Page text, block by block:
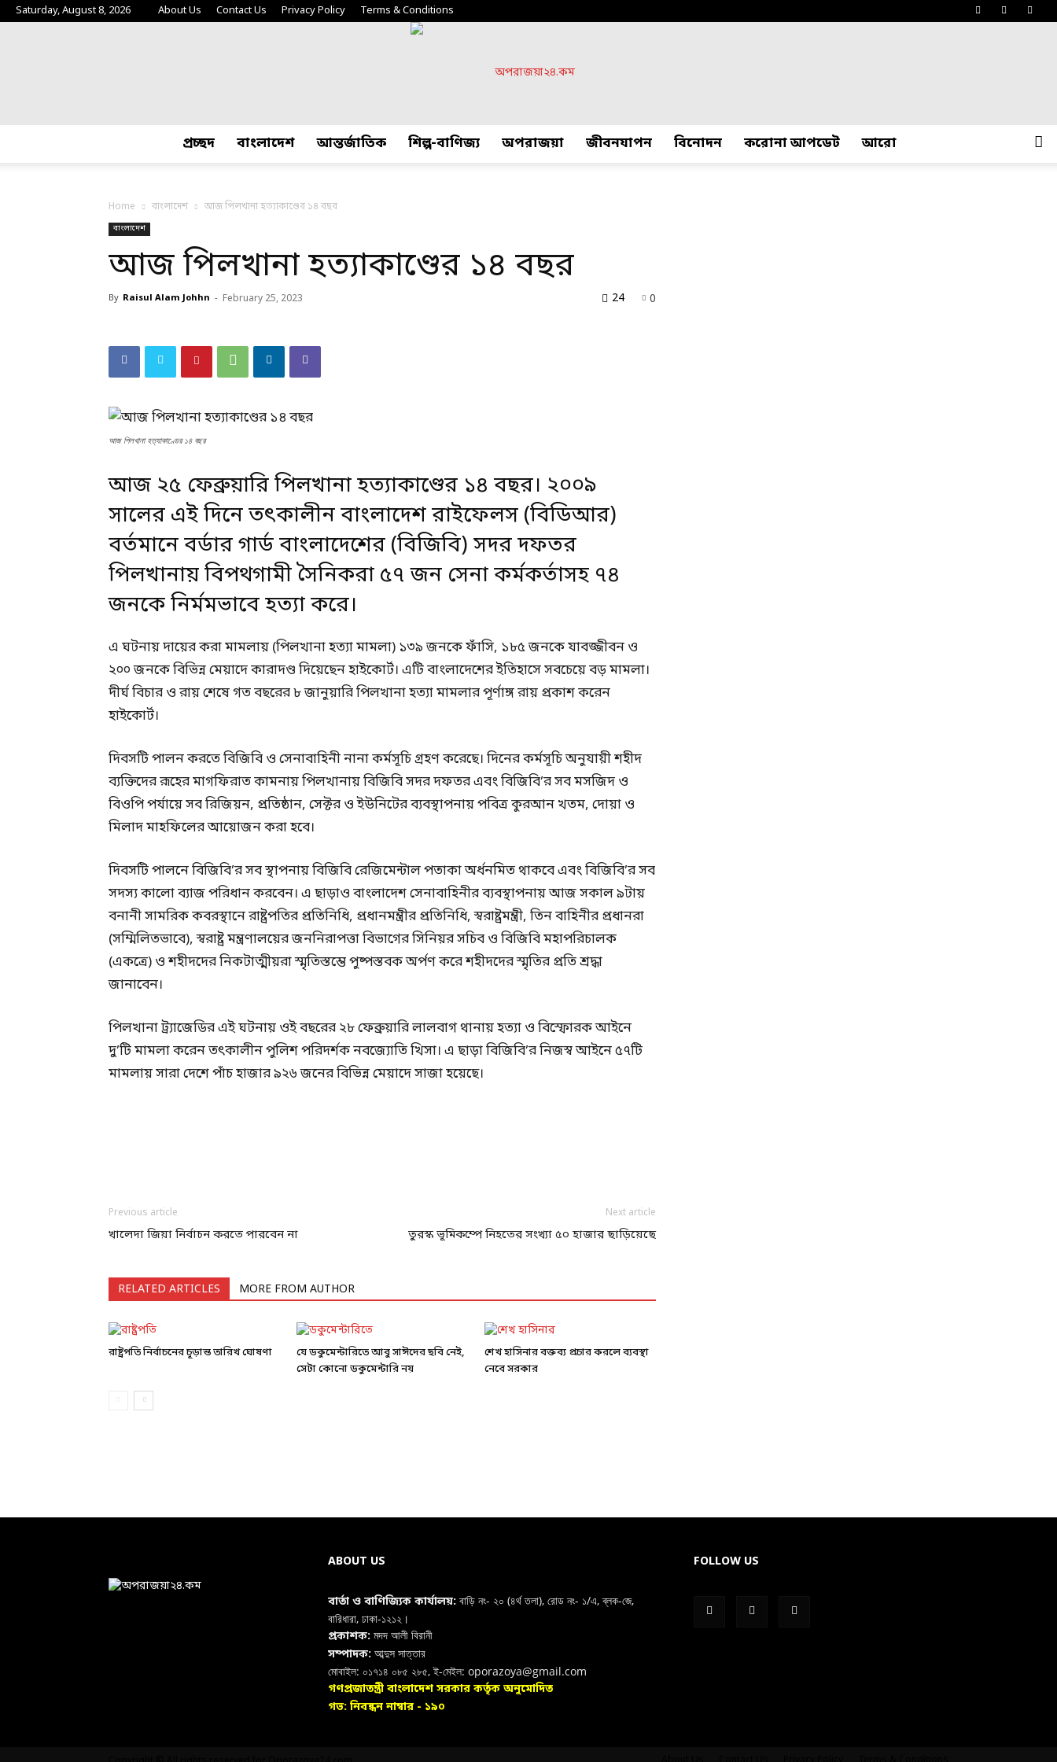
Saturday, August 8, 2026 About Us Contact Us Privacy Policy Terms & Conditions
প্রচ্ছদ বাংলাদেশ আন্তর্জাতিক শিল্প-বাণিজ্য অপরাজয়া জীবনযাপন বিনোদন করোনা আপডেট আরো
Home বাংলাদেশ আজ পিলখানা হত্যাকাণ্ডের ১৪ বছর
বাংলাদেশ
আজ পিলখানা হত্যাকাণ্ডের ১৪ বছর
By Raisul Alam Johhn - February 25, 2023 0
24
আজ পিলখানা হত্যাকাণ্ডের ১৪ বছর
আজ ২৫ ফেব্রুয়ারি পিলখানা হত্যাকাণ্ডের ১৪ বছর। ২০০৯
সালের এই দিনে তৎকালীন বাংলাদেশ রাইফেলস (বিডিআর)
বর্তমানে বর্ডার গার্ড বাংলাদেশের (বিজিবি) সদর দফতর
পিলখানায় বিপথগামী সৈনিকরা ৫৭ জন সেনা কর্মকর্তাসহ ৭৪
জনকে নির্মমভাবে হত্যা করে।
এ ঘটনায় দায়ের করা মামলায় (পিলখানা হত্যা মামলা) ১৩৯ জনকে ফাঁসি, ১৮৫ জনকে যাবজ্জীবন ও
২০০ জনকে বিভিন্ন মেয়াদে কারাদণ্ড দিয়েছেন হাইকোর্ট। এটি বাংলাদেশের ইতিহাসে সবচেয়ে বড় মামলা।
দীর্ঘ বিচার ও রায় শেষে গত বছরের ৮ জানুয়ারি পিলখানা হত্যা মামলার পূর্ণাঙ্গ রায় প্রকাশ করেন
হাইকোর্ট।
দিবসটি পালন করতে বিজিবি ও সেনাবাহিনী নানা কর্মসূচি গ্রহণ করেছে। দিনের কর্মসূচি অনুযায়ী শহীদ
ব্যক্তিদের রূহের মাগফিরাত কামনায় পিলখানায় বিজিবি সদর দফতর এবং বিজিবি’র সব মসজিদ ও
বিওপি পর্যায়ে সব রিজিয়ন, প্রতিষ্ঠান, সেক্টর ও ইউনিটের ব্যবস্থাপনায় পবিত্র কুরআন খতম, দোয়া ও
মিলাদ মাহফিলের আয়োজন করা হবে।
দিবসটি পালনে বিজিবি’র সব স্থাপনায় বিজিবি রেজিমেন্টাল পতাকা অর্ধনমিত থাকবে এবং বিজিবি’র সব
সদস্য কালো ব্যাজ পরিধান করবেন। এ ছাড়াও বাংলাদেশ সেনাবাহিনীর ব্যবস্থাপনায় আজ সকাল ৯টায়
বনানী সামরিক কবরস্থানে রাষ্ট্রপতির প্রতিনিধি, প্রধানমন্ত্রীর প্রতিনিধি, স্বরাষ্ট্রমন্ত্রী, তিন বাহিনীর প্রধানরা
(সম্মিলিতভাবে), স্বরাষ্ট্র মন্ত্রণালয়ের জননিরাপত্তা বিভাগের সিনিয়র সচিব ও বিজিবি মহাপরিচালক
(একত্রে) ও শহীদদের নিকটাত্মীয়রা স্মৃতিস্তম্ভে পুষ্পস্তবক অর্পণ করে শহীদদের স্মৃতির প্রতি শ্রদ্ধা
জানাবেন।
পিলখানা ট্র্যাজেডির এই ঘটনায় ওই বছরের ২৮ ফেব্রুয়ারি লালবাগ থানায় হত্যা ও বিস্ফোরক আইনে
দু’টি মামলা করেন তৎকালীন পুলিশ পরিদর্শক নবজ্যোতি খিসা। এ ছাড়া বিজিবি’র নিজস্ব আইনে ৫৭টি
মামলায় সারা দেশে পাঁচ হাজার ৯২৬ জনের বিভিন্ন মেয়াদে সাজা হয়েছে।
Previous article
খালেদা জিয়া নির্বাচন করতে পারবেন না
Next article
তুরস্ক ভূমিকম্পে নিহতের সংখ্যা ৫০ হাজার ছাড়িয়েছে
RELATED ARTICLES MORE FROM AUTHOR
রাষ্ট্রপতি নির্বাচনের চূড়ান্ত তারিখ ঘোষণা
যে ডকুমেন্টারিতে আবু সাঈদের ছবি নেই,
সেটা কোনো ডকুমেন্টারি নয়
শেখ হাসিনার বক্তব্য প্রচার করলে ব্যবস্থা
নেবে সরকার
ABOUT US
বার্তা ও বাণিজ্যিক কার্যালয়: বাড়ি নং- ২০ (৪র্থ তলা), রোড নং- ১/এ, ব্লক-জে,
বারিধারা, ঢাকা-১২১২।
প্রকাশক: মদদ আলী বিরানী
সম্পাদক: আব্দুস সাত্তার
মোবাইল: ০১৭১৪ ০৮৫ ২৮৫, ই-মেইল: oporazoya@gmail.com
গণপ্রজাতন্ত্রী বাংলাদেশ সরকার কর্তৃক অনুমোদিত
গভ: নিবন্ধন নাম্বার - ১৯০
FOLLOW US